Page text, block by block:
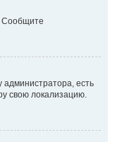
Сообщите
есть
свою локализацию.